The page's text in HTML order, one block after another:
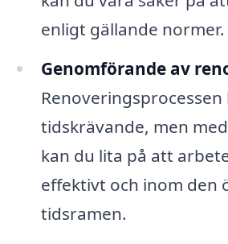
enligt gällande normer.
Genomförande av
Renoveringsprocessen
tidskrävande, men
kan du lita på att
effektivt och inom den
tidsramen.